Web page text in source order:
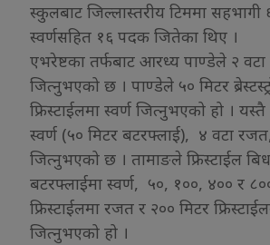
स्कुलबाट जिल्लास्तरीय टिममा सहभागी
स्वर्णसहित १६ पदक जितेका थिए ।
एभरेष्टका तर्फबाट आरध्य पाण्डेले २
जित्नुभएको छ । पाण्डेले ५० मिटर
फ्रिस्टाईलमा स्वर्ण जित्नुभएको हो ।
स्वर्ण (५० मिटर बटरफ्लाई), ४ वटा
जित्नुभएको छ । तामाङले फ्रिस्टाईल
बटरफ्लाईमा स्वर्ण, ५०, १००, ४०० र
फ्रिस्टाईलमा रजत र २०० मिटर
जित्नुभएको हो ।